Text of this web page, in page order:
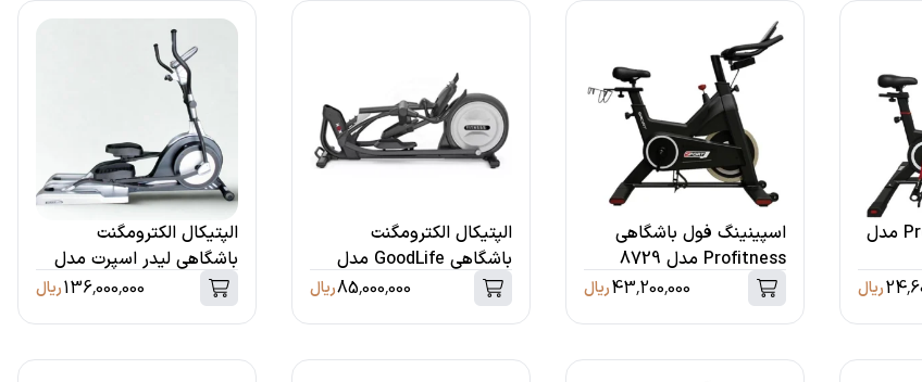
اسپینینگ Profitness مدل
ریال
اسپینینگ فول باشگاهی
Profitness مدل 8729
43,200,000ریال
الپتیکال الکترومگنت
باشگاهی GoodLife مدل
9600
85,000,000ریال
الپتیکال الکترومگنت
باشگاهی لیدر اسپرت مدل
9.5BW
136,000,000ریال